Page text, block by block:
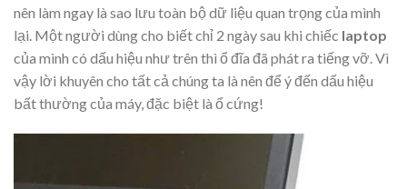
nên làm ngay là sao lưu toàn bộ dữ liệu quan trọng của mình
lại. Một người dùng cho biết chỉ 2 ngày sau khi chiếc laptop
của mình có dấu hiệu như trên thì ổ đĩa đã phát ra tiếng vỡ. Vì
vậy lời khuyên cho tất cả chúng ta là nên để ý đến dấu hiệu
bất thường của máy, đặc biệt là ổ cứng!